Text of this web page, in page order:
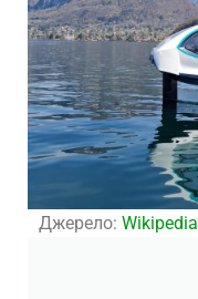
Джерело: Wikipedia